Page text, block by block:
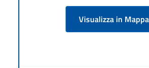
Visualizza in Mappa